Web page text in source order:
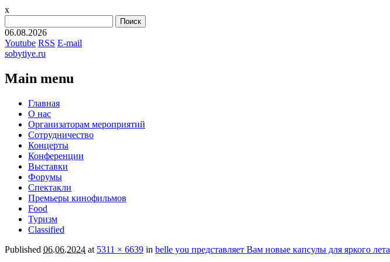
x
06.08.2026
Youtube RSS E-mail
sobytiye.ru
Main menu
Skip
content
Главная
О нас
Организаторам мероприятий
Сотрудничество
Концерты
Конференции
Выставки
Форумы
Спектакли
Премьеры кинофильмов
Food
Туризм
Сlassified
Published 06.06.2024 at 5311 × 6639 in belle you представляет Вам новые капсулы для яркого лета